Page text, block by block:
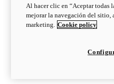
Al hacer clic en “Aceptar todas
mejorar la navegación del sitio,
marketing. Cookie policy